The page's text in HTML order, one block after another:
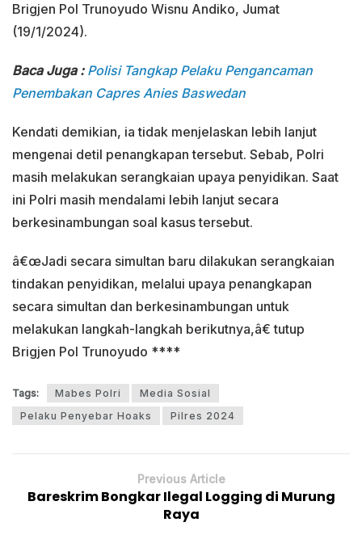
Brigjen Pol Trunoyudo Wisnu Andiko, Jumat
(19/1/2024).
Baca Juga : Polisi Tangkap Pelaku Pengancaman
Penembakan Capres Anies Baswedan
Kendati demikian, ia tidak menjelaskan lebih lanjut
mengenai detil penangkapan tersebut. Sebab, Polri
masih melakukan serangkaian upaya penyidikan. Saat
ini Polri masih mendalami lebih lanjut secara
berkesinambungan soal kasus tersebut.
â€œJadi secara simultan baru dilakukan serangkaian
tindakan penyidikan, melalui upaya penangkapan
secara simultan dan berkesinambungan untuk
melakukan langkah-langkah berikutnya,â€ tutup
Brigjen Pol Trunoyudo ****
Tags: Mabes Polri
Media Sosial
Pelaku Penyebar Hoaks
Pilres 2024
Previous Article
Bareskrim Bongkar Ilegal Logging di Murung
Raya